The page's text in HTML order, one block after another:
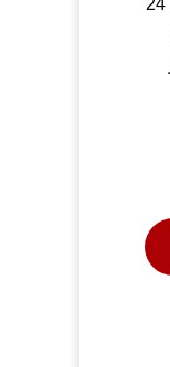
الجمعة الأخيرة من رمضان 24